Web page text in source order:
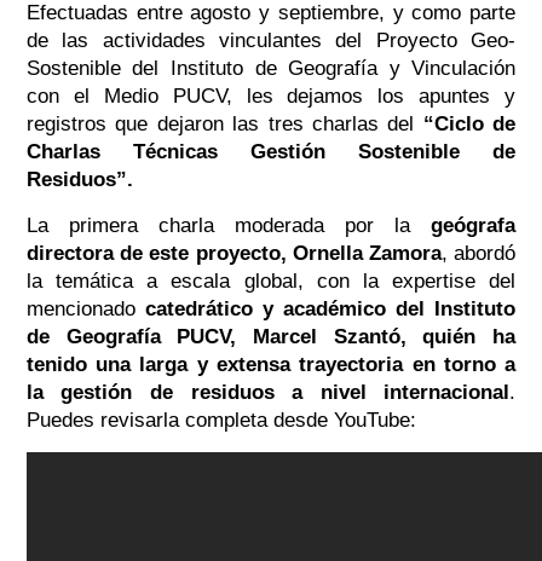
Efectuadas entre agosto y septiembre, y como parte
de las actividades vinculantes del Proyecto Geo-
Sostenible del Instituto de Geografía y Vinculación
con el Medio PUCV, les dejamos los apuntes y
registros que dejaron las tres charlas del “Ciclo de
Charlas Técnicas Gestión Sostenible de
Residuos”.
La primera charla moderada por lageógrafa
directora de este proyecto, Ornella Zamora, abordó
la temática a escala global, con la expertise del
mencionado catedrático y académico del Instituto
de Geografía PUCV, Marcel Szantó, quién ha
tenido una larga y extensa trayectoria en torno a
la gestión de residuos a nivel internacional .
Puedes revisarla completa desde YouTube: